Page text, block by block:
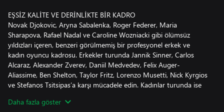
EŞSİZ KALİTE VE DERİNLİKTE BİR KADRO
Novak Djokovic, Aryna Sabalenka, Roger Federer, Maria
Sharapova, Rafael Nadal ve Caroline Wozniacki gibi ölümsüz
yıldızları içeren, benzeri görülmemiş bir profesyonel erkek ve
kadın oyuncu kadrosu. Erkekler turunda Jannik Sinner, Carlos
Alcaraz, Alexander Zverev, Daniil Medvedev, Felix Auger-
Aliassime, Ben Shelton, Taylor Fritz, Lorenzo Musetti, Nick Kyrgios
ve Stefanos Tsitsipas’a karşı mücadele edin. Kadınlar turunda ise
Amanda Anisimova, Emma Raducanu, Jasmine Paolini, Elina
Daha fazla göster